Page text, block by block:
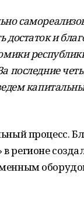
и
последние
процесс.
регионе